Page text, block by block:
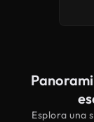
Esplora una